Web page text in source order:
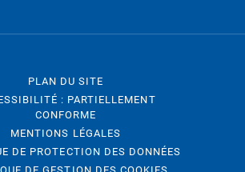
PLAN DU SITE
: PARTIELLEMENT
CONFORME
MENTIONS LÉGALES
DE PROTECTION DES DONNÉES